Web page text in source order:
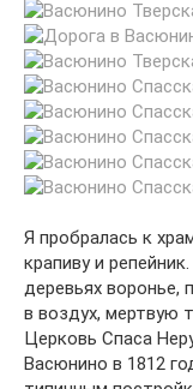
Я пробралась к
крапиву и
деревьях воронье,
в воздух, мертвую
Церковь Спаса
Васюнино в 1812